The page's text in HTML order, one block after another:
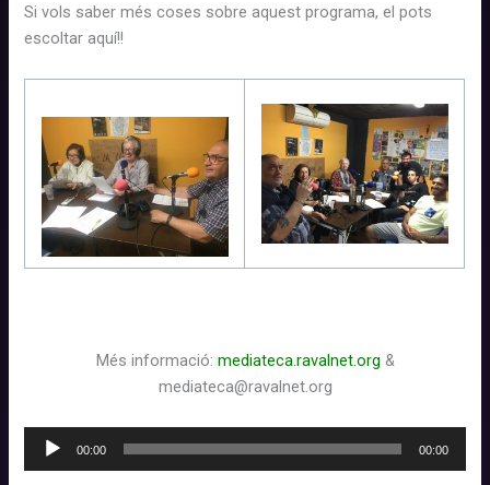
Si vols saber més coses sobre aquest programa, el pots
escoltar aquí!!
Més informació: mediateca.ravalnet.org &
mediateca@ravalnet.org
Reproductor
00:00 00:00